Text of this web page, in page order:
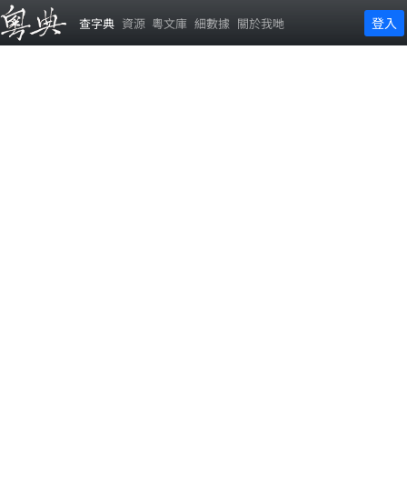
查字典 資源 粵文庫 細數據 關於我哋 登入